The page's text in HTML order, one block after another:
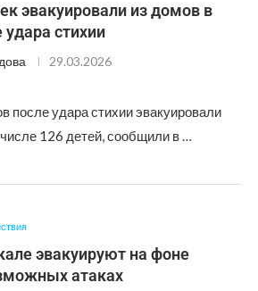
эвакуировали из домов в
удара стихии
29.03.2026
после удара стихии эвакуировали
126 детей, сообщили в …
эвакуируют на фоне
атаках